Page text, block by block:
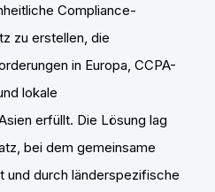
Compliance-
zu erstellen, die
in Europa, CCPA-
lokale
erfüllt. Die Lösung lag
bei dem gemeinsame
und durch länderspezifische